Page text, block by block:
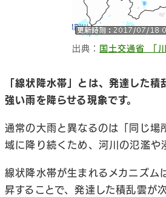
出典： 国土交通省 「
「線状降水帯」とは、発達した
強い雨を降らせる現象です。
通常の大雨と異なるのは「同じ場
域に降り続くため、河川の氾濫や
線状降水帯が生まれるメカニズム
昇することで、発達した積乱雲が